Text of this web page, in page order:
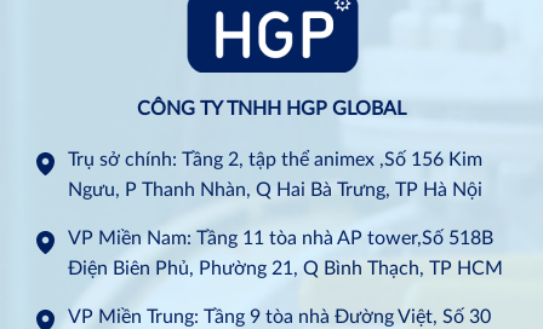
CÔNG TY TNHH HGP GLOBAL
Trụ sở chính: Tầng 2, tập thể animex ,Số 156 Kim
Ngưu, P Thanh Nhàn, Q Hai Bà Trưng, TP Hà Nội
VP Miền Nam: Tầng 11 tòa nhà AP tower,Số 518B
Điện Biên Phủ, Phường 21, Q Bình Thạch, TP HCM
VP Miền Trung: Tầng 9 tòa nhà Đường Việt, Số 30